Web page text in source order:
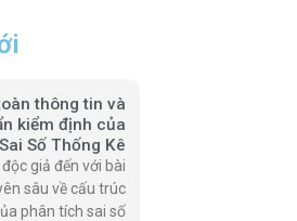
thông tin và
kiểm định của
Số Thống Kê
giả đến với bài
sâu về cấu trúc
phân tích sai số